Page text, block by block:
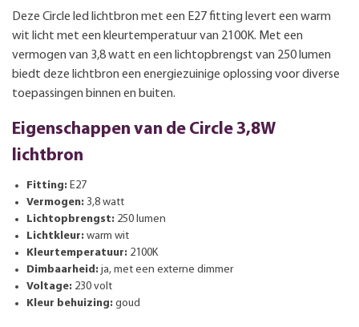
Deze Circle led lichtbron met een E27 fitting levert een warm
wit licht met een kleurtemperatuur van 2100K. Met een
vermogen van 3,8 watt en een lichtopbrengst van 250 lumen
biedt deze lichtbron een energiezuinige oplossing voor diverse
toepassingen binnen en buiten.
Eigenschappen van de Circle 3,8W
lichtbron
Fitting: E27
Vermogen: 3,8 watt
Lichtopbrengst: 250 lumen
Lichtkleur: warm wit
Kleurtemperatuur: 2100K
Dimbaarheid: ja, met een externe dimmer
Voltage: 230 volt
Kleur behuizing: goud